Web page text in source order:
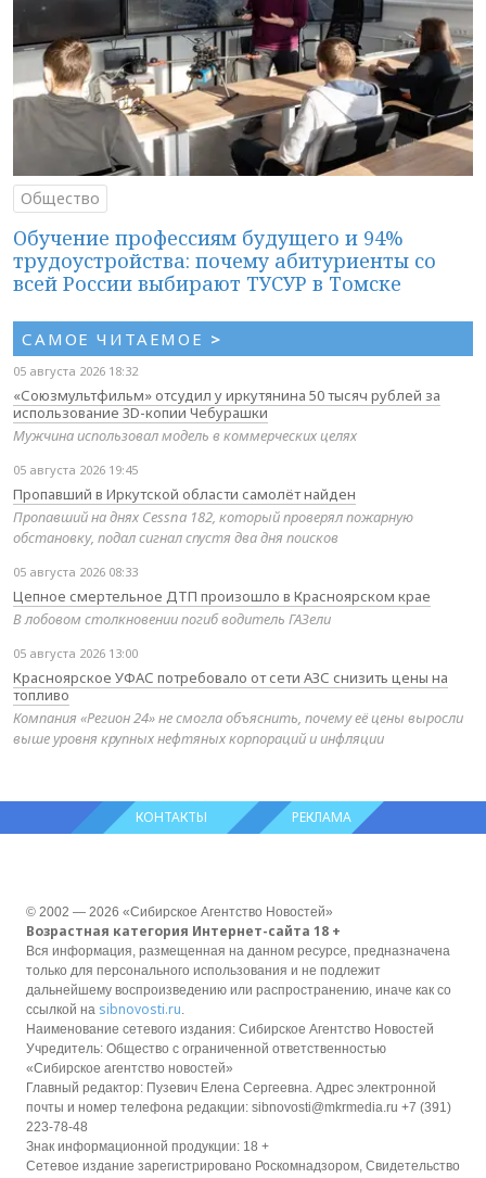
Общество
Обучение профессиям будущего и 94%
трудоустройства: почему абитуриенты со
всей России выбирают ТУСУР в Томске
САМОЕ ЧИТАЕМОЕ >
05 августа 2026 18:32
«Союзмультфильм» отсудил у иркутянина 50 тысяч рублей за
использование 3D-копии Чебурашки
Мужчина использовал модель в коммерческих целях
05 августа 2026 19:45
Пропавший в Иркутской области самолёт найден
Пропавший на днях Cessna 182, который проверял пожарную
обстановку, подал сигнал спустя два дня поисков
05 августа 2026 08:33
Цепное смертельное ДТП произошло в Красноярском крае
В лобовом столкновении погиб водитель ГАЗели
05 августа 2026 13:00
Красноярское УФАС потребовало от сети АЗС снизить цены на
топливо
Компания «Регион 24» не смогла объяснить, почему её цены выросли
выше уровня крупных нефтяных корпораций и инфляции
КОНТАКТЫ РЕКЛАМА
© 2002 — 2026 «Сибирское Агентство Новостей»
Возрастная категория Интернет-сайта 18 +
Вся информация, размещенная на данном ресурсе, предназначена
только для персонального использования и не подлежит
дальнейшему воспроизведению или распространению, иначе как со
ссылкой на sibnovosti.ru.
Наименование сетевого издания: Сибирское Агентство Новостей
Учредитель: Общество с ограниченной ответственностью
«Сибирское агентство новостей»
Главный редактор: Пузевич Елена Сергеевна. Адрес электронной
почты и номер телефона редакции: sibnovosti@mkrmedia.ru +7 (391)
223-78-48
Знак информационной продукции: 18 +
Сетевое издание зарегистрировано Роскомнадзором, Свидетельство